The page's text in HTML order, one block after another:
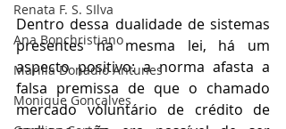
Renata F. S. SIlva
Ana Bonchristiano
Marilia Donadio Antunes
Monique Gonçalves
Dentro dessa dualidade de sistemas
presentes na mesma lei, há um
aspecto positivo: a norma afasta a
falsa premissa de que o chamado
mercado voluntário de crédito de